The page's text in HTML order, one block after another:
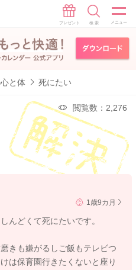
と体 死にたい
閲覧数：2,276
1歳9カ月
んどくて死にたいです。
きも嫌がるしご飯もテレビつ
は保育園行きたくないと座り